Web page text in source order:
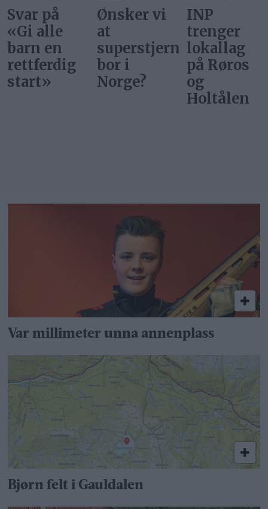
Ønsker vi
at
superstjerner
bor i
Norge?
INP
trenger
lokallag
på Røros
og
Gi alle
barn en
rettferdig
start
Var millimeter unna annenplass
Bjørn felt i Gauldalen